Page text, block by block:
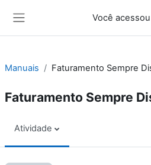
Você
Manuais Faturamento Sempre
Faturamento Sempre
Atividade